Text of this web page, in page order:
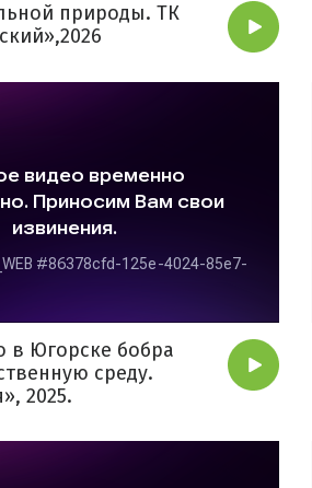
природы. ТК
в Югорске бобра
среду.
2025.